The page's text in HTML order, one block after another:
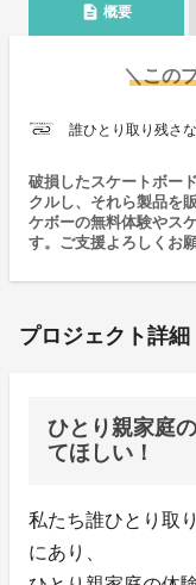
description 概要
＼この
誰ひとり取り残さ
破損したスケートボー
クルし、それら製品を
ケボーの無料体験やス
す。ご支援よろしくお
プロジェクト詳細
ひとり親家庭
てほしい！
私たち誰ひとり取
にあり、